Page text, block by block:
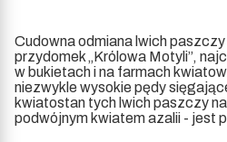
Cudowna odmiana lwich paszczy
przydomek „Królowa Motyli”,
w bukietach i na farmach
niezwykle wysokie pędy
kwiatostan tych lwich paszczy
podwójnym kwiatem azalii - jest